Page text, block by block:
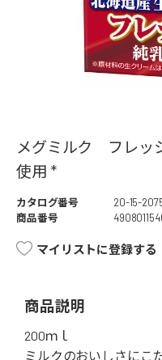
メグミルク フレッ
使用 *
カタログ番号
20-15-
商品番号
マイリストに登録する
商品説明
200ｍｌ
ミルクのおいしさにこ